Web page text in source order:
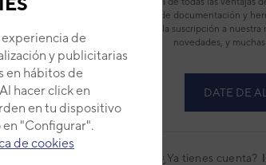
de
y publicitarias
en hábitos de
hacer click en
en tu dispositivo
en "Configurar".
de cookies
descarga de documentación y
pedidos, la suscripción a
novedades, y muchas
DATE DE
¿Ya tienes cuenta?
Fuijtsu Waterstage Split
Serie Comfort
WOYA060KLT